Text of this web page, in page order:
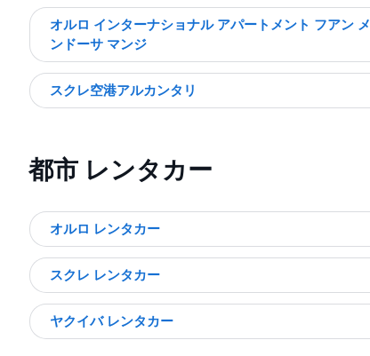
オルロ インターナショナル アパートメント フアン メ
ンドーサ マンジ
スクレ空港アルカンタリ
都市 レンタカー
オルロ レンタカー
スクレ レンタカー
ヤクイバ レンタカー